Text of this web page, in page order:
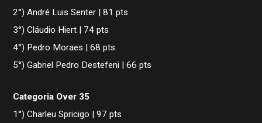
2°) André Luis Senter | 81 pts
3°) Cláudio Hiert | 74 pts
4°) Pedro Moraes | 68 pts
5°) Gabriel Pedro Destefeni | 66 pts
Categoria Over 35
1°) Charleu Spricigo | 97 pts